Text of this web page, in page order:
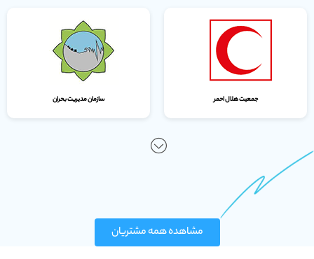
جمعیت هلال احمر سازمان مدیریت بحران
مشاهده همه مشتریان